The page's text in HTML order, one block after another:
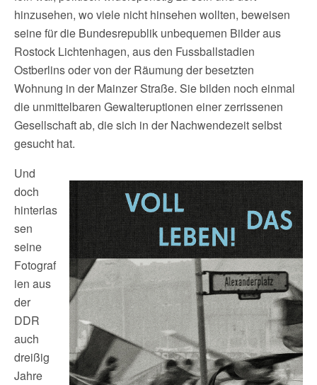
hinzusehen, wo viele nicht hinsehen wollten, beweisen
seine für die Bundesrepublik unbequemen Bilder aus
Rostock Lichtenhagen, aus den Fussballstadien
Ostberlins oder von der Räumung der besetzten
Wohnung in der Mainzer Straße. Sie bilden noch einmal
die unmittelbaren Gewalteruptionen einer zerrissenen
Gesellschaft ab, die sich in der Nachwendezeit selbst
gesucht hat.
Und
doch
hinterlas
sen
seine
Fotograf
ien aus
der
DDR
auch
dreißig
Jahre